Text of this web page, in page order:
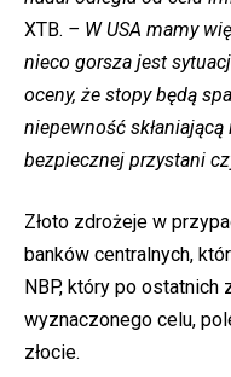
XTB. – W USA mamy
nieco gorsza jest
oceny, że stopy będą
niepewność
bezpiecznej przystani
Złoto zdrożeje w
banków centralnych,
NBP, który po ostatnich
wyznaczonego celu,
złocie.